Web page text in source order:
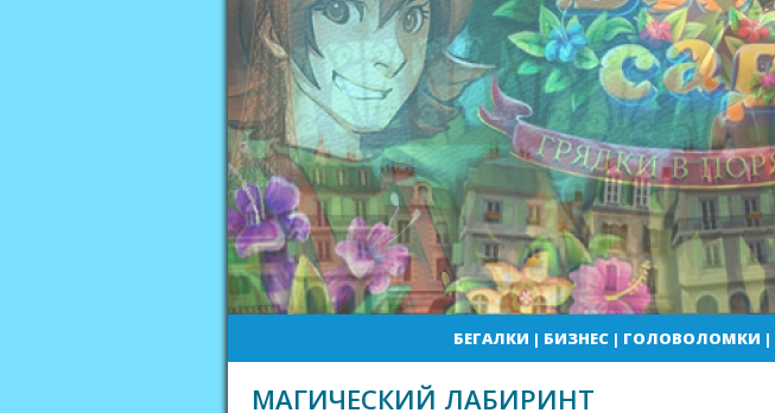
БЕГАЛКИ | БИЗНЕС| ГОЛОВОЛОМКИ |
МАГИЧЕСКИЙ ЛАБИРИНТ